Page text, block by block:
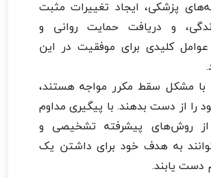
پزشکی، ایجاد تغییرات مثبت
و دریافت حمایت روانی و
عوامل کلیدی برای موفقیت در این
با مشکل سقط مکرر مواجه هستند،
را از دست بدهند. با پیگیری مداوم
از روش‌های پیشرفته تشخیصی و
به هدف خود برای داشتن یک
دست یابند.